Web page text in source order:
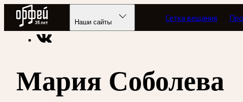
Радио Орфей
Наши сайты Сетка вещания
Радио классической музыки «Орфей» Программы в эфире
Мария Соболева